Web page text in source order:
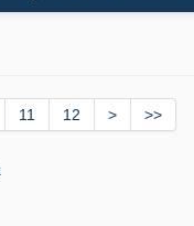
11 12 > >>